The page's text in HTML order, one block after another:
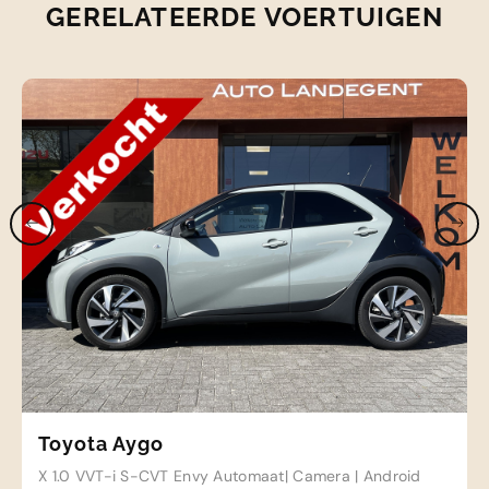
GERELATEERDE VOERTUIGEN
Toyota Aygo
X 1.0 VVT-i S-CVT Envy Automaat| Camera | Android